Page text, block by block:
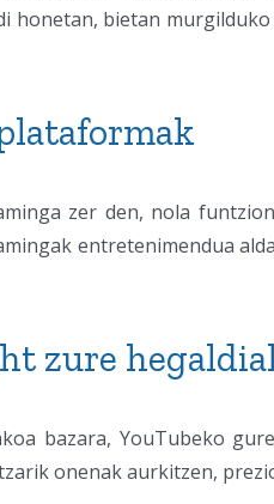
honetan, bietan
zer den, nola
entretenimendua
zure
bazara, YouTubeko
onenak aurkitzen,